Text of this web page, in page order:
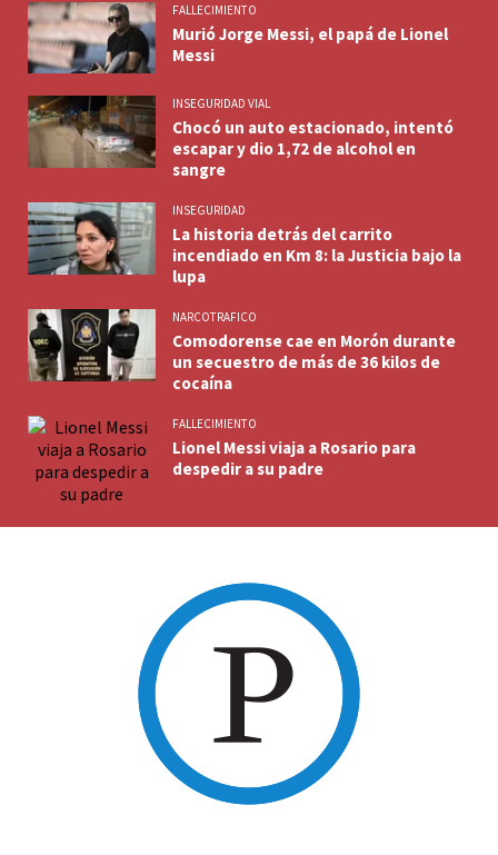
FALLECIMIENTO
Murió Jorge Messi, el papá de Lionel
Messi
INSEGURIDAD VIAL
Chocó un auto estacionado, intentó
escapar y dio 1,72 de alcohol en
sangre
INSEGURIDAD
La historia detrás del carrito
incendiado en Km 8: la Justicia bajo la
lupa
NARCOTRAFICO
Comodorense cae en Morón durante
un secuestro de más de 36 kilos de
cocaína
FALLECIMIENTO
Lionel Messi viaja a Rosario para
despedir a su padre